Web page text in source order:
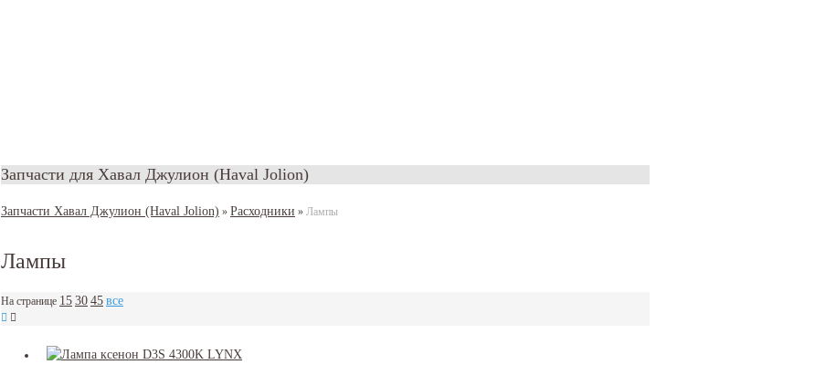
Запчасти для Хавал Джулион (Haval Jolion)
Запчасти Хавал Джулион (Haval Jolion) » Расходники » Лампы
Лампы
На странице 153045все